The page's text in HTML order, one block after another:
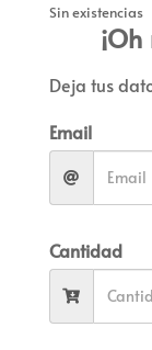
Sin existencias
Deja tus
Email
Cantidad